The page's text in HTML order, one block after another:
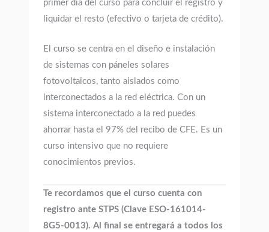
primer día del curso para concluir el registro y
liquidar el resto (efectivo o tarjeta de crédito).
El curso se centra en el diseño e instalación
de sistemas con páneles solares
fotovoltaicos, tanto aislados como
interconectados a la red eléctrica. Con un
sistema interconectado a la red puedes
ahorrar hasta el 97% del recibo de CFE. Es un
curso intensivo que no requiere
conocimientos previos.
Te recordamos que el curso cuenta con
registro ante STPS (Clave ESO-161014-
8G5-0013). Al final se entregará a todos los